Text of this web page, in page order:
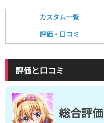
カスタム一覧
評価・口コミ
評価と口コミ
総合評価